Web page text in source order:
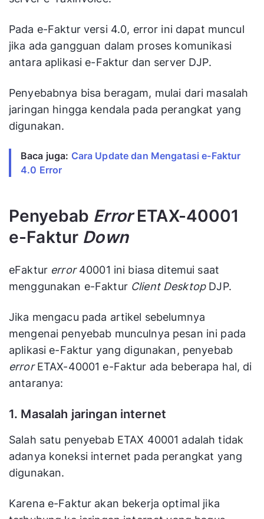
Pada e-Faktur versi 4.0, error ini dapat muncul
jika ada gangguan dalam proses komunikasi
antara aplikasi e-Faktur dan server DJP.
Penyebabnya bisa beragam, mulai dari masalah
jaringan hingga kendala pada perangkat yang
digunakan.
Baca juga: Cara Update dan Mengatasi e-Faktur
4.0 Error
Penyebab ErrorETAX-40001
e-Faktur Down
eFaktur error40001 ini biasa ditemui saat
menggunakan e-Faktur Client DesktopDJP.
Jika mengacu pada artikel sebelumnya
mengenai penyebab munculnya pesan ini pada
aplikasi e-Faktur yang digunakan, penyebab
errorETAX-40001 e-Faktur ada beberapa hal, di
antaranya:
1. Masalah jaringan internet
Salah satu penyebab ETAX 40001 adalah tidak
adanya koneksi internet pada perangkat yang
digunakan.
Karena e-Faktur akan bekerja optimal jika